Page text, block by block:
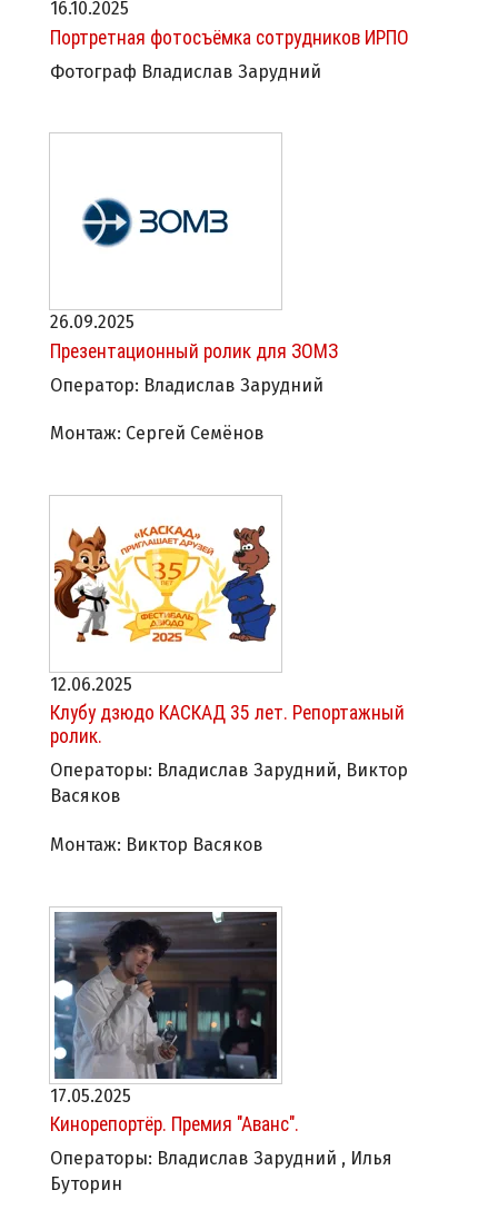
16.10.2025
Портретная фотосъёмка сотрудников ИРПО
Фотограф Владислав Зарудний
26.09.2025
Презентационный ролик для ЗОМЗ
Оператор: Владислав Зарудний
Монтаж: Сергей Семёнов
12.06.2025
Клубу дзюдо КАСКАД 35 лет. Репортажный
ролик.
Операторы: Владислав Зарудний, Виктор
Васяков
Монтаж: Виктор Васяков
17.05.2025
Кинорепортёр. Премия "Аванс".
Операторы: Владислав Зарудний , Илья
Буторин